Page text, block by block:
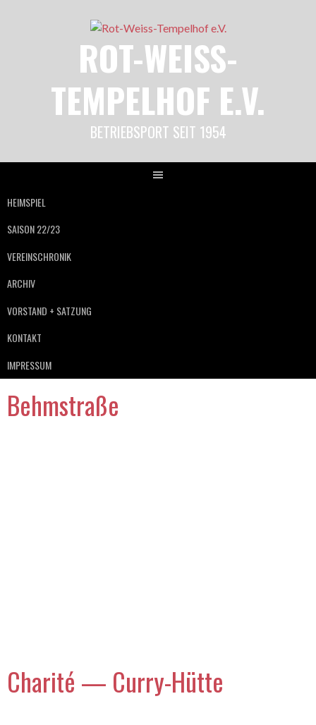
ROT-WEISS-
TEMPELHOF E.V.
BETRIEBSPORT SEIT 1954
HEIMSPIEL
SAISON 22/23
VEREINSCHRONIK
ARCHIV
VORSTAND + SATZUNG
KONTAKT
IMPRESSUM
Behmstraße
Charité — Curry-Hütte